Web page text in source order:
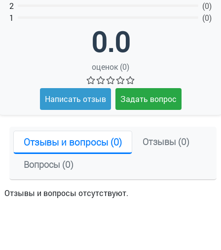
2
(0)
1
(0)
0.0
оценок (0)
Написать отзыв Задать вопрос
Отзывы и вопросы (0)
Отзывы (0)
Вопросы (0)
Отзывы и вопросы отсутствуют.